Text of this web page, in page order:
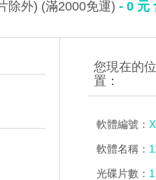
除外) (滿2000免運) - 0 元
軟體編號：
軟體名稱：
光碟片數： 1